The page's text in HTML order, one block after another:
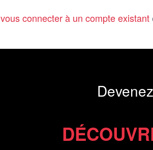
vous connecter à un compte existant